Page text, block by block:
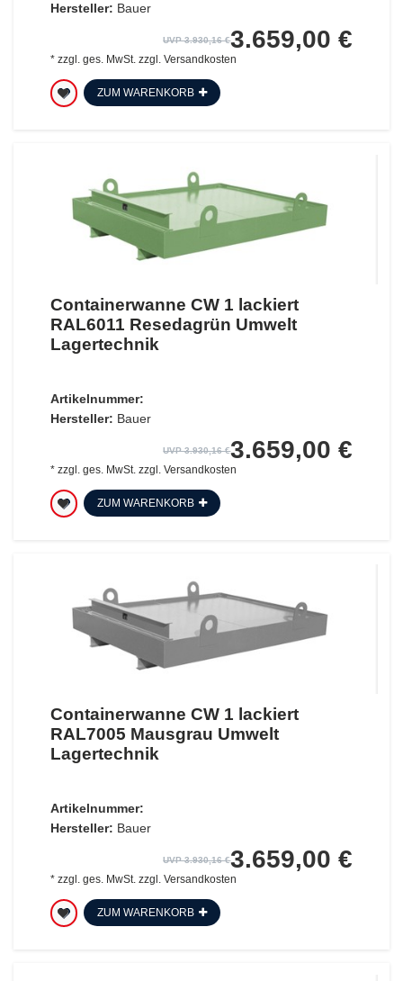
Hersteller: Bauer
UVP 3.930,16 €3.659,00 €
* zzgl. ges. MwSt.zzgl. Versandkosten
ZUM WARENKORB
Containerwanne CW 1 lackiert
RAL6011 Resedagrün Umwelt
Lagertechnik
Artikelnummer:
Hersteller: Bauer
UVP 3.930,16 €3.659,00 €
* zzgl. ges. MwSt. zzgl. Versandkosten
ZUM WARENKORB
Containerwanne CW 1 lackiert
RAL7005 Mausgrau Umwelt
Lagertechnik
Artikelnummer:
Hersteller: Bauer
UVP 3.930,16 €3.659,00 €
* zzgl. ges. MwSt.zzgl. Versandkosten
ZUM WARENKORB